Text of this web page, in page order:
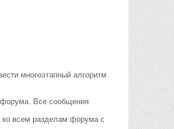
многоэтапный алгоритм
форума. Все сообщения
ко всем разделам форума с